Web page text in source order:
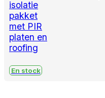
En stock